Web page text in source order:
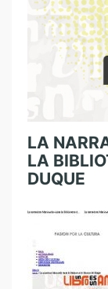
LA
LA
DUQUE